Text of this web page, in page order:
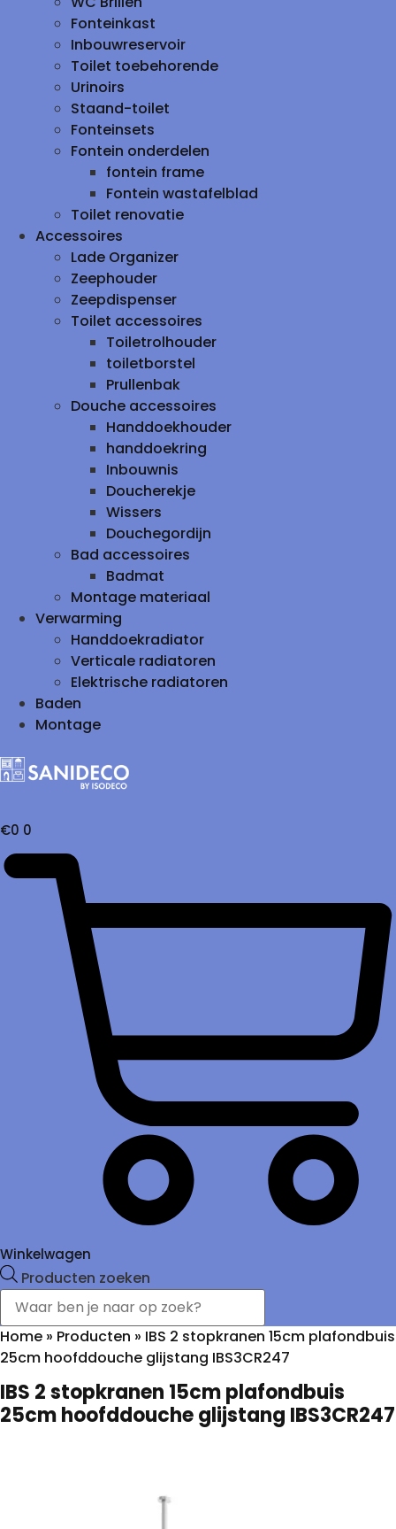
Fonteinkast
Inbouwreservoir
Toilet toebehorende
Urinoirs
Staand-toilet
Fonteinsets
Fontein onderdelen
fontein frame
Fontein wastafelblad
Toilet renovatie
Accessoires
Lade Organizer
Zeephouder
Zeepdispenser
Toilet accessoires
Toiletrolhouder
toiletborstel
Prullenbak
Douche accessoires
Handdoekhouder
handdoekring
Inbouwnis
Doucherekje
Wissers
Douchegordijn
Bad accessoires
Badmat
Montage materiaal
Verwarming
Handdoekradiator
Verticale radiatoren
Elektrische radiatoren
Baden
Montage
€0 0
Winkelwagen
Producten zoeken
Home » Producten » IBS 2 stopkranen 15cm plafondbuis
25cm hoofddouche glijstang IBS3CR247
IBS 2 stopkranen 15cm plafondbuis
25cm hoofddouche glijstang IBS3CR247